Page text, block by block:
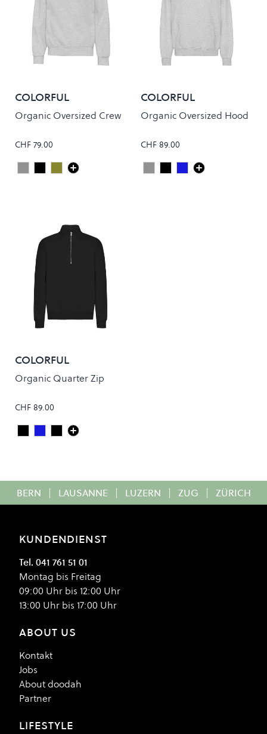
COLORFUL
STANDARD
Organic Oversized Crew
CHF 79.00
Colour
Heather Grey
Deep Black
Dusty Olive
COLORFUL
STANDARD
Organic Oversized Hood
CHF 89.00
Colour
Heather Grey
Deep Black
Navy Blue
COLORFUL
STANDARD
Organic Quarter Zip
CHF 89.00
Colour
Deep Black
Steel Blue
Faded Black
BERN | LAUSANNE | LUZERN | ZUG | ZÜRICH
KUNDENDIENST
Tel. 041 761 51 01
Montag bis Freitag
09:00 Uhr bis 12:00 Uhr
13:00 Uhr bis 17:00 Uhr
ABOUT US
Kontakt
Jobs
About doodah
Partner
LIFESTYLE